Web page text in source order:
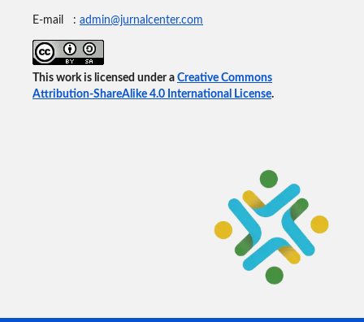
E-mail : admin@jurnalcenter.com
This work is licensed under a Creative Commons
Attribution-ShareAlike 4.0 International License.